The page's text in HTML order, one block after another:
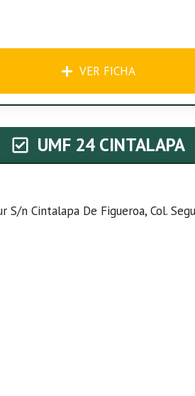
VER FICHA
UMF 24 CINTALAPA
S/n Cintalapa De Figueroa, Col.